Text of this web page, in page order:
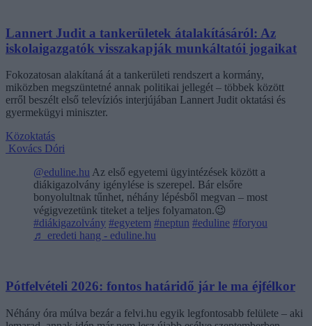
Lannert Judit a tankerületek átalakításáról: Az
iskolaigazgatók visszakapják munkáltatói jogaikat
Fokozatosan alakítaná át a tankerületi rendszert a kormány,
miközben megszüntetné annak politikai jellegét – többek között
erről beszélt első televíziós interjújában Lannert Judit oktatási és
gyermekügyi miniszter.
Közoktatás
Kovács Dóri
@eduline.hu Az első egyetemi ügyintézések között a
diákigazolvány igénylése is szerepel. Bár elsőre
bonyolultnak tűnhet, néhány lépésből megvan – most
végigvezetünk titeket a teljes folyamaton.😉
#diákigazolvány #egyetem #neptun #eduline #foryou
♬ eredeti hang - eduline.hu
Pótfelvételi 2026: fontos határidő jár le ma éjfélkor
Néhány óra múlva bezár a felvi.hu egyik legfontosabb felülete – aki